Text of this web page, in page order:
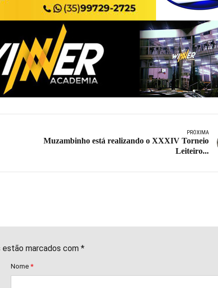
PRÓXIMA
Muzambinho está realizando o XXXIV Torneio
Leiteiro...
estão marcados com *
Nome *